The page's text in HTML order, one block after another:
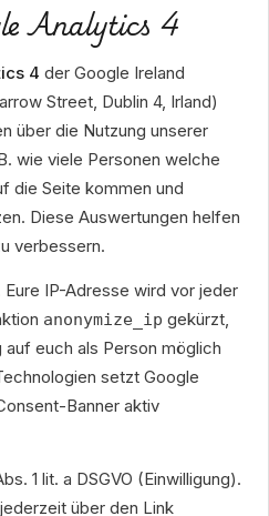
Analytics 4
4 der Google Ireland
Street, Dublin 4, Irland)
über die Nutzung unserer
wie viele Personen welche
die Seite kommen und
Diese Auswertungen helfen
verbessern.
Eure IP-Adresse wird vor jeder
anonymize_ip gekürzt,
euch als Person möglich
setzt Google
Banner aktiv
1 lit. a DSGVO (Einwilligung).
über den Link